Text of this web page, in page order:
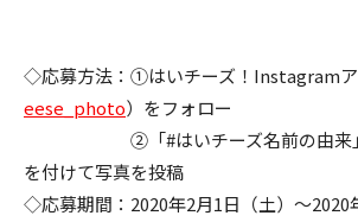
◇応募方法：①はいチーズ！Instagram
eese_photo）をフォロー
②「#はいチーズ名前の由来」
を付けて写真を投稿
◇応募期間：2020年2月1日（土）～2020